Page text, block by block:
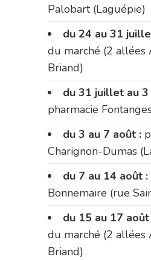
Palobart (Laguépie)
du 24 au 31
du marché (2 allées
Briand)
du 31 juillet au 3
pharmacie
du 3 au 7 août :
Charignon-Dumas
du 7 au 14 août :
Bonnemaire (rue
du 15 au 17 août
du marché (2 allées
Briand)